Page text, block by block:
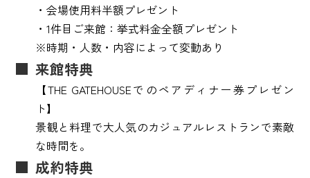
・会場使用料半額プレゼント
・1件目ご来館：挙式料金全額プレゼント
※時期・人数・内容によって変動あり
来館特典
【THE GATEHOUSEでのペアディナー券プレゼン
ト】
景観と料理で大人気のカジュアルレストランで素敵
な時間を。
成約特典